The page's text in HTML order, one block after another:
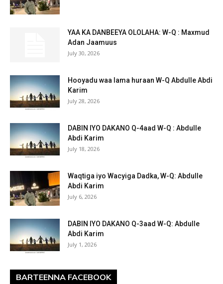
YAA KA DANBEEYA OLOLAHA: W-Q : Maxmud
Adan Jaamuus
July 30, 2026
Hooyadu waa lama huraan W-Q Abdulle Abdi
Karim
July 28, 2026
DABIN IYO DAKANO Q-4aad W-Q : Abdulle
Abdi Karim
July 18, 2026
Waqtiga iyo Wacyiga Dadka, W-Q: Abdulle
Abdi Karim
July 6, 2026
DABIN IYO DAKANO Q-3aad W-Q: Abdulle
Abdi Karim
July 1, 2026
BARTEENNA FACEBOOK